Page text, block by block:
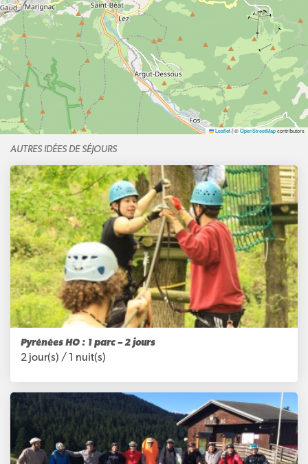
Leaflet|©OpenStreetMapcontributors
AUTRES IDÉES DE SÉJOURS
Pyrénées HO : 1 parc – 2 jours
2 jour(s) / 1 nuit(s)